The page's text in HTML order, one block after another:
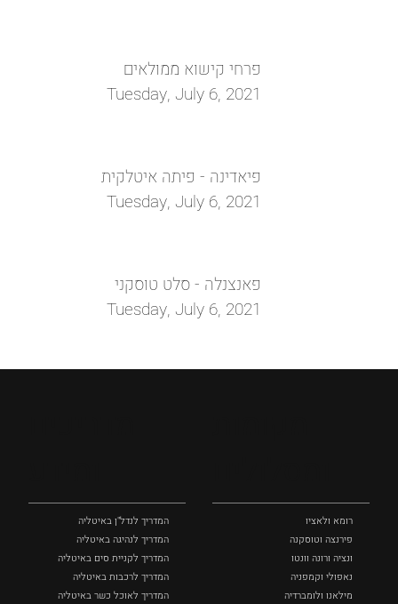
פרחי קישוא ממולאים
Tuesday, July 6, 2021
פיאדינה - פיתה איטלקית
Tuesday, July 6, 2021
פאנצנלה - סלט טוסקני
Tuesday, July 6, 2021
רומא ולאציו
פירנצה וטוסקנה ‏
ונציה ורונה וונטו
נאפולי‏ וקמפניה
מילאנו ולומברדיה
המדריך לנדל"ן באיטליה
המדריך לנהיגה באיטליה
המדריך לקניית סים באיטליה
המדריך לרכבות באיטליה
המדריך לאוכל כשר באיטליה